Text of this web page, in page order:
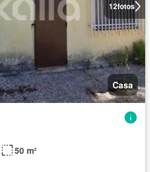
12fotos
Casa
50 m²